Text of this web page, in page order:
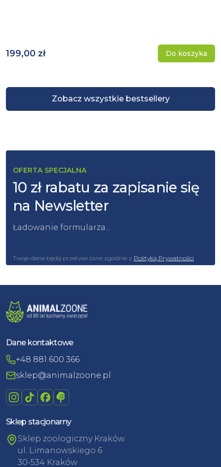
Zobacz wszystkie bestsellery
199,00 zł Do koszyka
OFERTA SPECJALNA
10 zł rabatu za zapisanie się
na Newsletter
Ładowanie formularza...
Twoje dane będą przetwarzane zgodnie z Polityką Prywatności
Dane kontaktowe
+48 881 600 366
sklep@animalzoone.pl
Sklep stacjonarny
Sklep zoologiczny Kraków
ul. Limanowskiego 6
30-534 Kraków